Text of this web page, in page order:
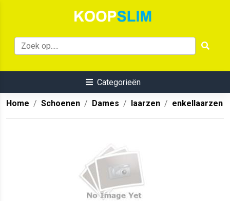
Categorieën
Home Schoenen Dames laarzen enkellaarzen